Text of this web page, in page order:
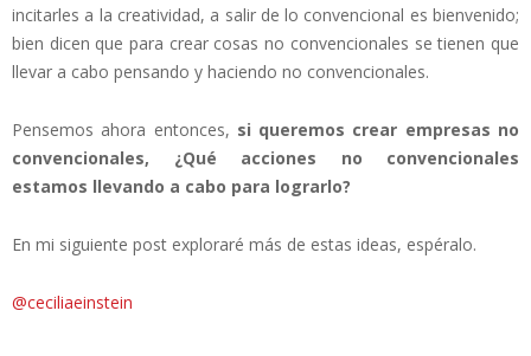
incitarles a la creatividad, a salir de lo convencional es bienvenido;
bien dicen que para crear cosas no convencionales se tienen que
llevar a cabo pensando y haciendo no convencionales.
Pensemos ahora entonces, si queremos crear empresas no
convencionales, ¿Qué acciones no convencionales
estamos llevando a cabo para lograrlo?
En mi siguiente post exploraré más de estas ideas, espéralo.
@ceciliaeinstein